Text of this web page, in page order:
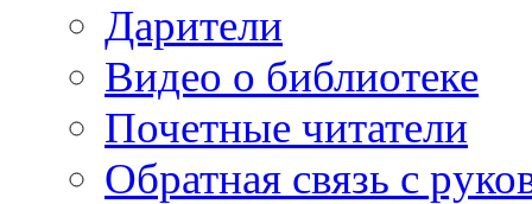
Дарители
Видео о библиотеке
Почетные читатели
Обратная связь с